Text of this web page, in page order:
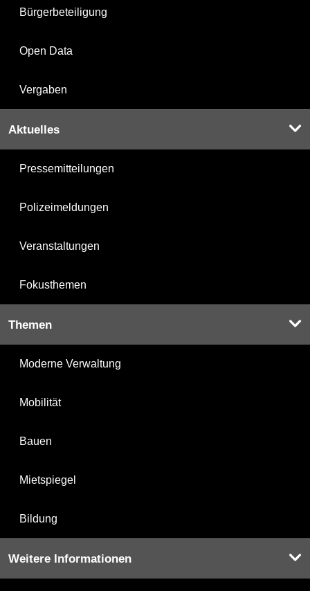
Bürgerbeteiligung
Open Data
Vergaben
Aktuelles
Pressemitteilungen
Polizeimeldungen
Veranstaltungen
Fokusthemen
Themen
Moderne Verwaltung
Mobilität
Bauen
Mietspiegel
Bildung
Weitere Informationen